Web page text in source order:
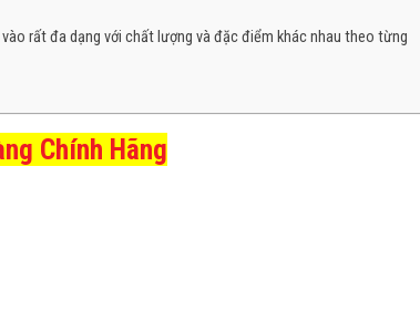
rất đa dạng với chất lượng và đặc điểm khác nhau theo từng
Chính Hãng